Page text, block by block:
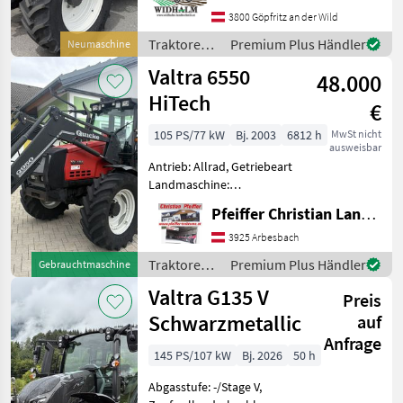
Neumaschine
Zapfwellendrehzahl:
540/540E/1000,
Höchstgeschwindigkeit in
km/h: 40 km/h, Aufladung:
Tu
3800 Göpfritz an der Wild
Traktoren /
Valtra
Premium Plus Händler
Gebrauchtmaschine
Valtra 6550
HiTech
48.000
€
MwSt nicht
ausweisbar
105 PS/77 kW Bj. 2003
6812 h
Antrieb: Allrad, Getriebeart
Landmaschine:
Lastschaltgetriebe,
Plattform: Kabine,
Zapfwellendrehzahl:
540/1000,
Höchstgeschwindigkeit in
km/h: 40 km/h, Aufladung:
Turbola
Pfeiffer Christian Landtechnik
3925 Arbesbach
Traktoren /
Valtra
Premium Plus Händler
Valtra G135 V
Schwarzmetallic
Preis
auf
Anfrage
145 PS/107 kW Bj. 2026
50 h
Abgasstufe: -/Stage V,